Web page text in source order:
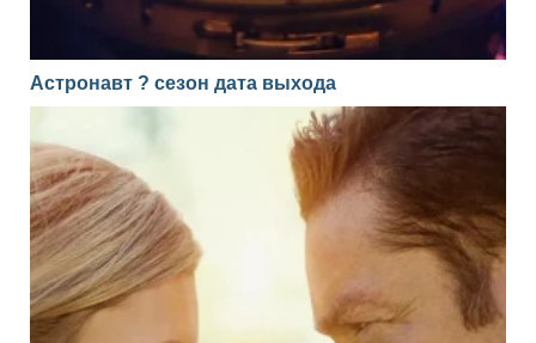
Астронавт ? сезон дата выхода